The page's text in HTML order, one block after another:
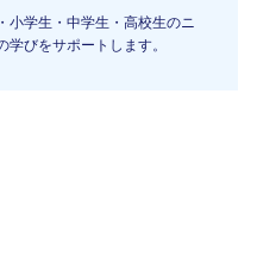
小学生・中学生・高校生のニ
びをサポートします。